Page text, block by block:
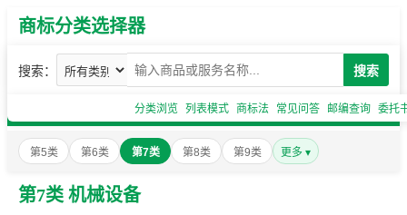
商标分类选择器
搜索： 搜索
分类浏览 列表模式 商标法 常见问答 邮编查询 委托
第5类 第6类 第7类 第8类 第9类 更多 ▾
第7类 机械设备